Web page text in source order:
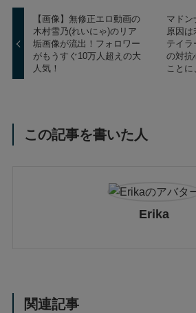
【画像】無修正エロ動画の
木村雪乃(れいにゃ)のリア
垢画像が流出！フォロワー
がもうすぐ10万人超えの大
人気！
マドン
原因は
テイラ
の対抗
ことに
この記事を書いた人
Erika
関連記事